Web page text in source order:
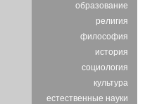
образование
религия
философия
история
социология
культура
естественные науки